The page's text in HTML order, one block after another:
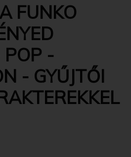
FUNKO
POP -
- GYŰJTŐI